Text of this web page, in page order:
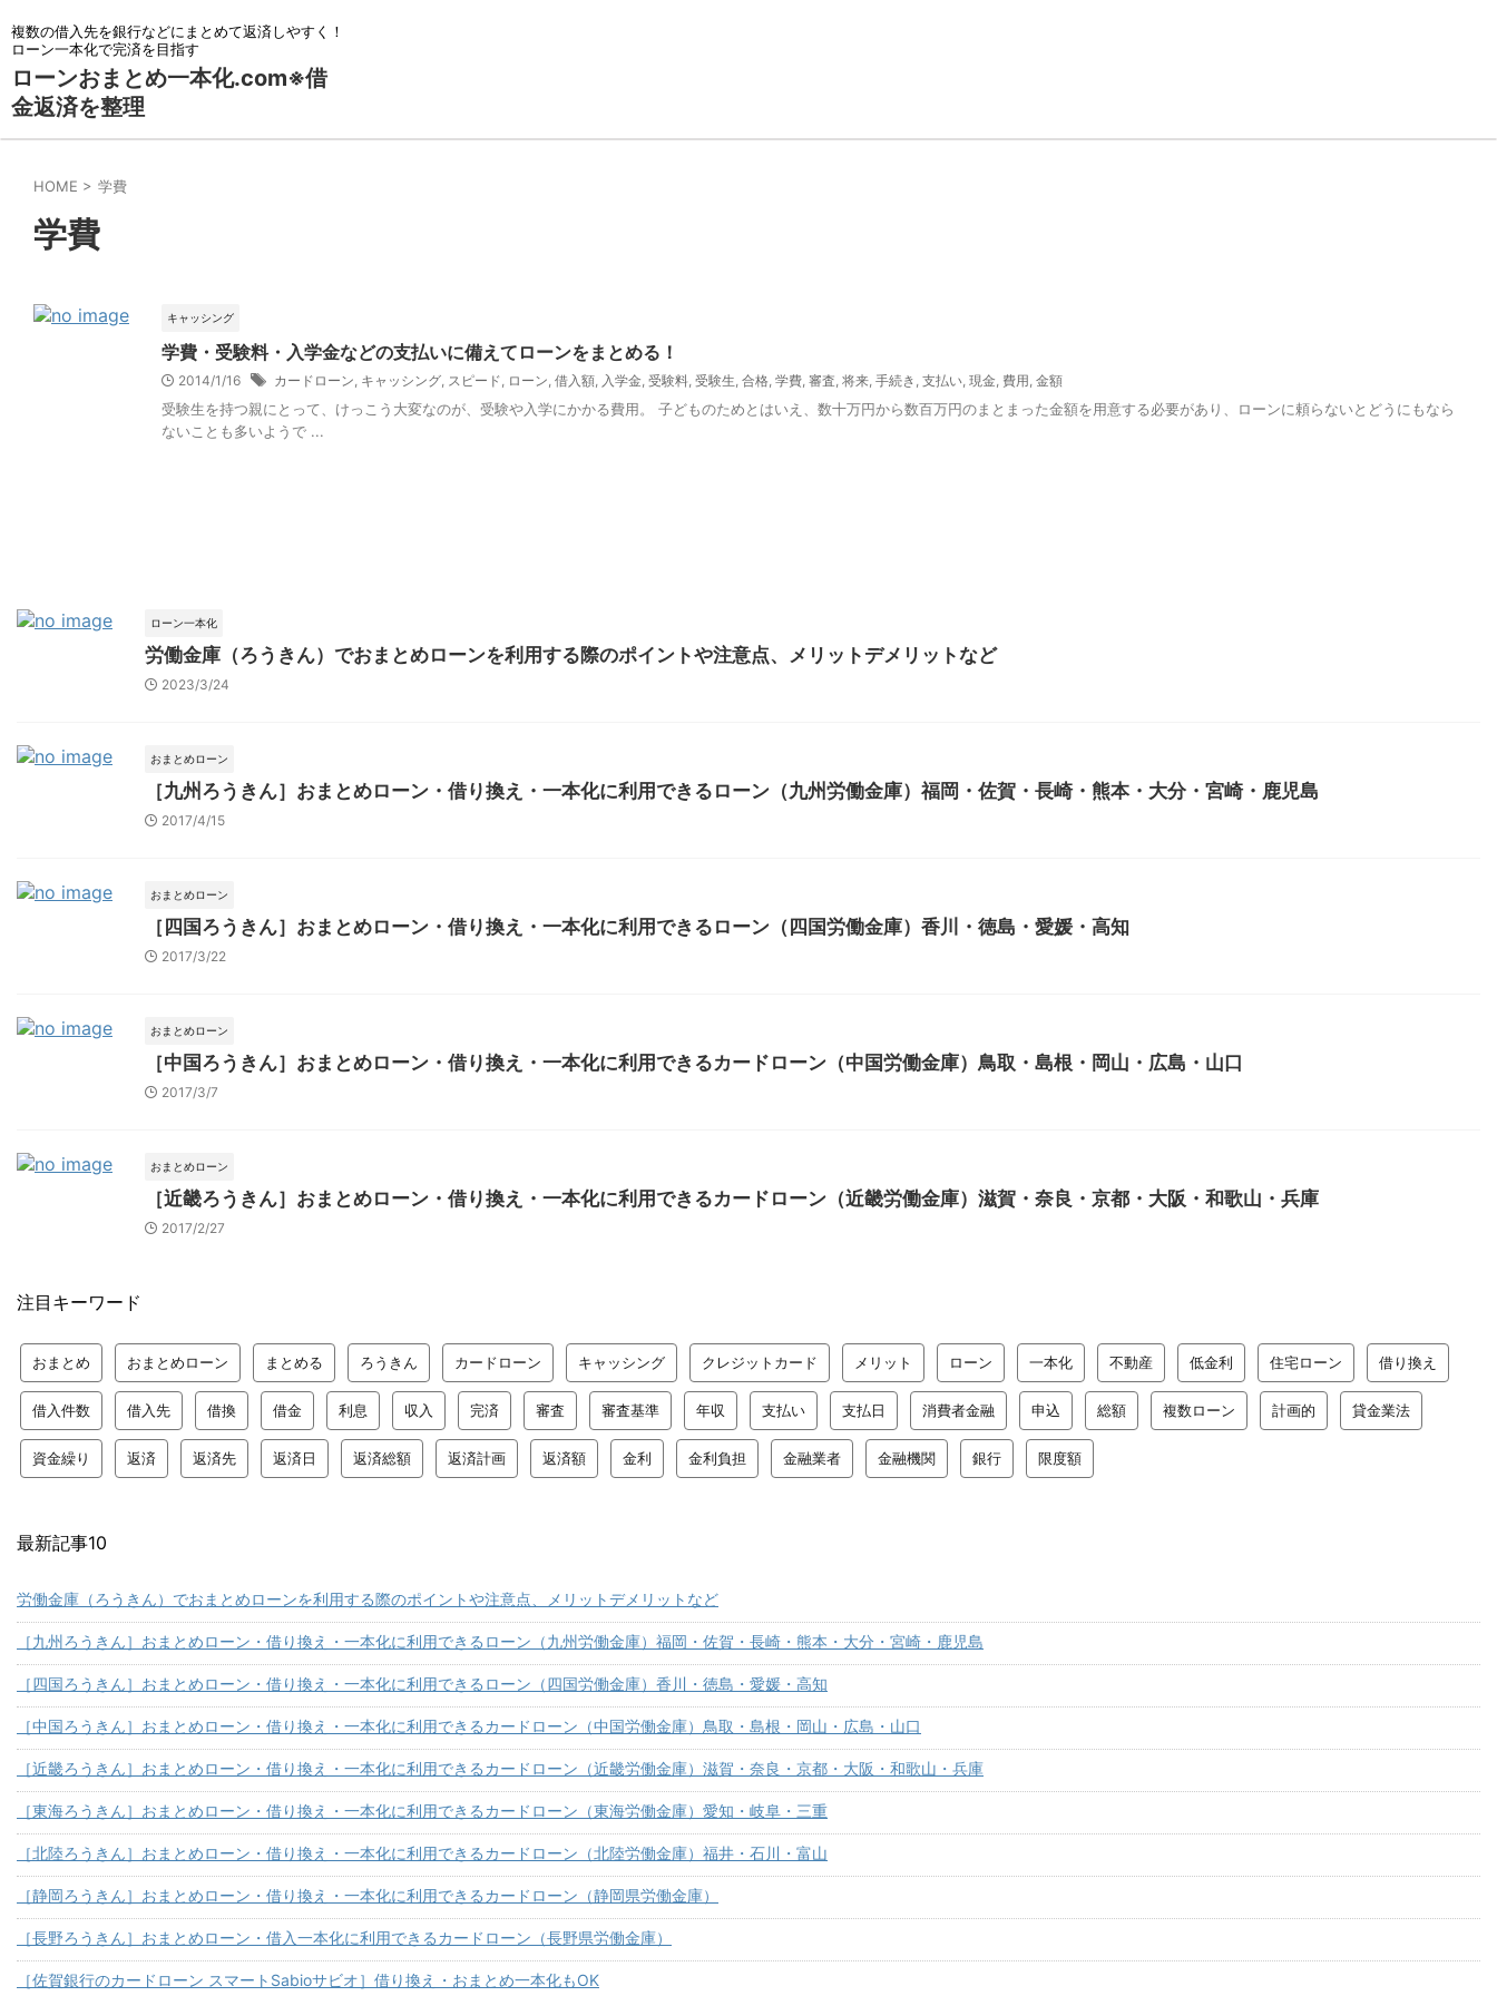
複数の借入先を銀行などにまとめて返済しやすく！
ローン一本化で完済を目指す
ローンおまとめ一本化.com※借
金返済を整理
HOME > 学費
学費
キャッシング
学費・受験料・入学金などの支払いに備えてローンをまとめる！
2014/1/16 カードローン, キャッシング, スピード, ローン, 借入額, 入学金, 受験料, 受験生, 合格, 学費, 審査, 将来, 手続き , 支払い, 現金, 費用, 金額
受験生を持つ親にとって、けっこう大変なのが、受験や入学にかかる費用。 子どものためとはいえ、数十万円から数百万円のまとまった金額を用意する必要があり、ローンに頼らないとどうにもなら
ないことも多いようで ...
ローン一本化
労働金庫（ろうきん）でおまとめローンを利用する際のポイントや注意点、メリットデメリットなど
2023/3/24
おまとめローン
［九州ろうきん］おまとめローン・借り換え・一本化に利用できるローン（九州労働金庫）福岡・佐賀・長崎・熊本・大分・宮崎・鹿児島
2017/4/15
おまとめローン
［四国ろうきん］おまとめローン・借り換え・一本化に利用できるローン（四国労働金庫）香川・徳島・愛媛・高知
2017/3/22
おまとめローン
［中国ろうきん］おまとめローン・借り換え・一本化に利用できるカードローン（中国労働金庫）鳥取・島根・岡山・広島・山口
2017/3/7
おまとめローン
［近畿ろうきん］おまとめローン・借り換え・一本化に利用できるカードローン（近畿労働金庫）滋賀・奈良・京都・大阪・和歌山・兵庫
2017/2/27
注目キーワード
おまとめ おまとめローン まとめる ろうきん カードローン キャッシング クレジットカード メリット ローン 一本化 不動産 低金利 住宅ローン 借り換え
借入件数 借入先 借換 借金 利息 収入 完済 審査 審査基準 年収 支払い 支払日 消費者金融 申込 総額 複数ローン 計画的 貸金業法
資金繰り 返済 返済先 返済日 返済総額 返済計画 返済額 金利 金利負担 金融業者 金融機関 銀行 限度額
最新記事10
労働金庫（ろうきん）でおまとめローンを利用する際のポイントや注意点、メリットデメリットなど
［九州ろうきん］おまとめローン・借り換え・一本化に利用できるローン（九州労働金庫）福岡・佐賀・長崎・熊本・大分・宮崎・鹿児島
［四国ろうきん］おまとめローン・借り換え・一本化に利用できるローン（四国労働金庫）香川・徳島・愛媛・高知
［中国ろうきん］おまとめローン・借り換え・一本化に利用できるカードローン（中国労働金庫）鳥取・島根・岡山・広島・山口
［近畿ろうきん］おまとめローン・借り換え・一本化に利用できるカードローン（近畿労働金庫）滋賀・奈良・京都・大阪・和歌山・兵庫
［東海ろうきん］おまとめローン・借り換え・一本化に利用できるカードローン（東海労働金庫）愛知・岐阜・三重
［北陸ろうきん］おまとめローン・借り換え・一本化に利用できるカードローン（北陸労働金庫）福井・石川・富山
［静岡ろうきん］おまとめローン・借り換え・一本化に利用できるカードローン（静岡県労働金庫）
［長野ろうきん］おまとめローン・借入一本化に利用できるカードローン（長野県労働金庫）
［佐賀銀行のカードローン スマートSabioサビオ］借り換え・おまとめ一本化もOK